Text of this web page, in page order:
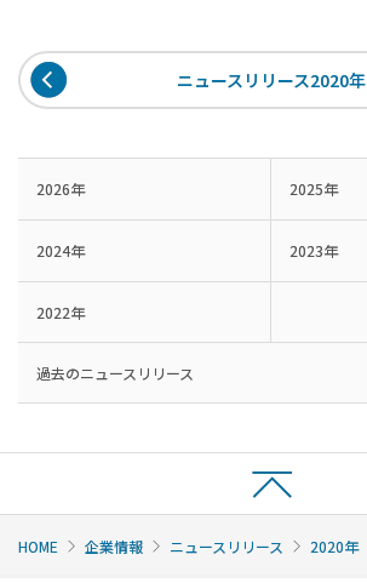
ニュースリリース2020年
2026年 2025年
2024年 2023年
2022年
過去のニュースリリース
HOME 企業情報 ニュースリリース 2020年